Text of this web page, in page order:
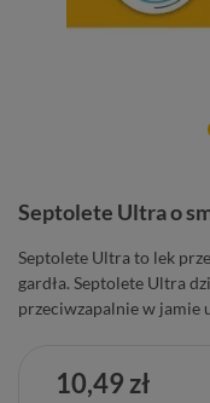
Septolete Ultra o
Septolete Ultra to lek
gardła. Septolete Ultra
przeciwzapalnie w jamie
10,49 zł